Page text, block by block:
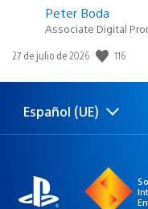
Peter Boda
Associate Digital
Fecha
publicación:
27 de julio de 2026 116
Selecciona
una
Región
actual:
Español (UE)